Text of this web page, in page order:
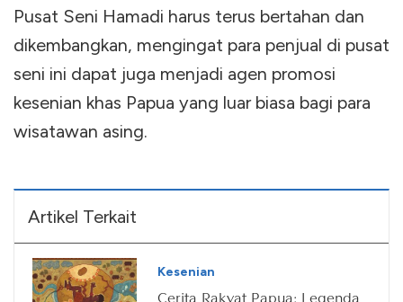
Pusat Seni Hamadi harus terus bertahan dan
dikembangkan, mengingat para penjual di pusat
seni ini dapat juga menjadi agen promosi
kesenian khas Papua yang luar biasa bagi para
wisatawan asing.
Artikel Terkait
Kesenian
Cerita Rakyat Papua: Legenda